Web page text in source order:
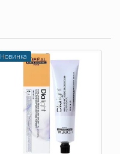
Новинка